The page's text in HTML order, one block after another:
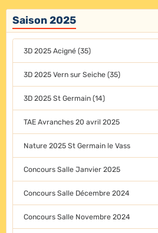
Saison 2025
3D 2025 Acigné (35)
3D 2025 Vern sur Seiche (35)
3D 2025 St Germain (14)
TAE Avranches 20 avril 2025
Nature 2025 St Germain le Vass
Concours Salle Janvier 2025
Concours Salle Décembre 2024
Concours Salle Novembre 2024